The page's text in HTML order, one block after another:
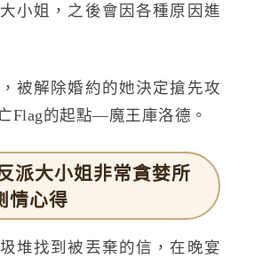
小姐，之後會因各種原因進
被解除婚約的她決定搶先攻
Flag的起點—魔王庫洛德。
派大小姐非常貪婪所
情心得
堆找到被丟棄的信，在晚宴